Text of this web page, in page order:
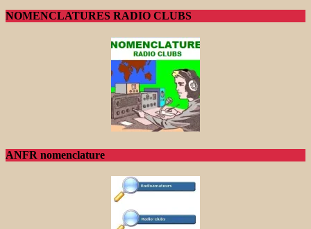
NOMENCLATURES RADIO CLUBS
ANFR nomenclature